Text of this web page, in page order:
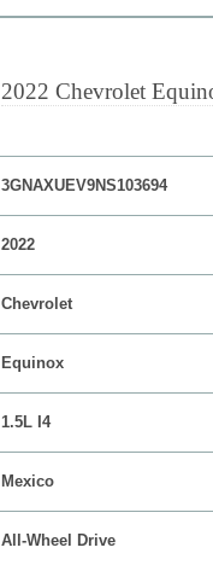
2022 Chevrolet
3GNAXUEV9NS103694
2022
Chevrolet
Equinox
1.5L I4
Mexico
All-Wheel Drive